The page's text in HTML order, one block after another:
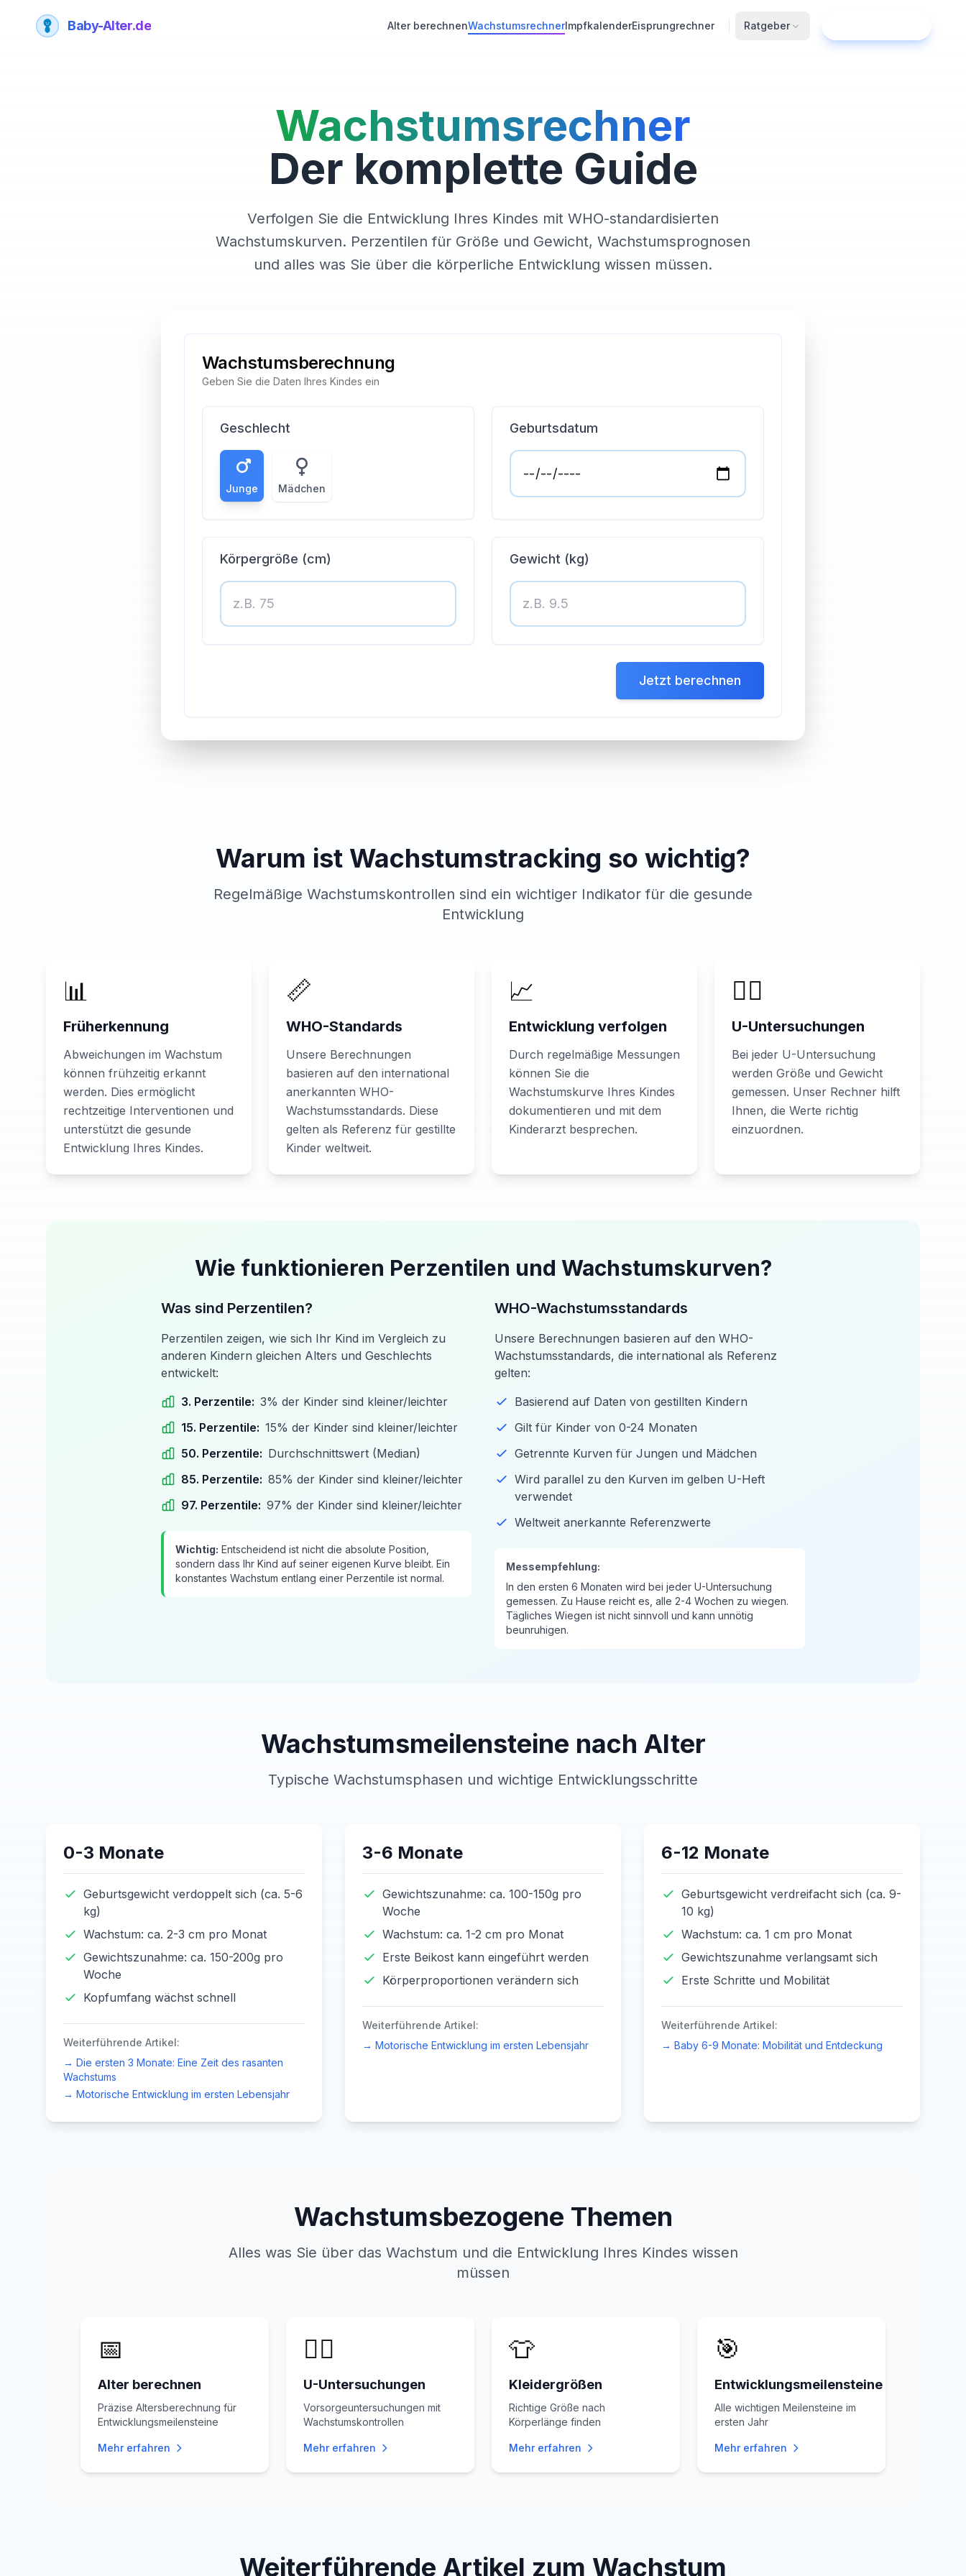
Baby-Alter.de Alter berechnenWachstumsrechnerImpfkalenderEisprungrechner Ratgeber
Wachstumsrechner
Der komplette Guide
Verfolgen Sie die Entwicklung Ihres Kindes mit WHO-standardisierten
Wachstumskurven. Perzentilen für Größe und Gewicht, Wachstumsprognosen
und alles was Sie über die körperliche Entwicklung wissen müssen.
Wachstumsberechnung
Geben Sie die Daten Ihres Kindes ein
Geschlecht
Junge Mädchen
Geburtsdatum
Körpergröße (cm) Gewicht (kg)
Jetzt berechnen
Warum ist Wachstumstracking so wichtig?
Regelmäßige Wachstumskontrollen sind ein wichtiger Indikator für die gesunde
Entwicklung
📊
Früherkennung
Abweichungen im Wachstum
können frühzeitig erkannt
werden. Dies ermöglicht
rechtzeitige Interventionen und
unterstützt die gesunde
Entwicklung Ihres Kindes.
📏
WHO-Standards
Unsere Berechnungen
basieren auf den international
anerkannten WHO-
Wachstumsstandards. Diese
gelten als Referenz für gestillte
Kinder weltweit.
📈
Entwicklung verfolgen
Durch regelmäßige Messungen
können Sie die
Wachstumskurve Ihres Kindes
dokumentieren und mit dem
Kinderarzt besprechen.
👨‍⚕️
U-Untersuchungen
Bei jeder U-Untersuchung
werden Größe und Gewicht
gemessen. Unser Rechner hilft
Ihnen, die Werte richtig
einzuordnen.
Wie funktionieren Perzentilen und Wachstumskurven?
Was sind Perzentilen?
Perzentilen zeigen, wie sich Ihr Kind im Vergleich zu
anderen Kindern gleichen Alters und Geschlechts
entwickelt:
3. Perzentile: 3% der Kinder sind kleiner/leichter
15. Perzentile: 15% der Kinder sind kleiner/leichter
50. Perzentile: Durchschnittswert (Median)
85. Perzentile: 85% der Kinder sind kleiner/leichter
97. Perzentile: 97% der Kinder sind kleiner/leichter
Wichtig: Entscheidend ist nicht die absolute Position,
sondern dass Ihr Kind auf seiner eigenen Kurve bleibt. Ein
konstantes Wachstum entlang einer Perzentile ist normal.
WHO-Wachstumsstandards
Unsere Berechnungen basieren auf den WHO-
Wachstumsstandards, die international als Referenz
gelten:
Basierend auf Daten von gestillten Kindern
Gilt für Kinder von 0-24 Monaten
Getrennte Kurven für Jungen und Mädchen
Wird parallel zu den Kurven im gelben U-Heft
verwendet
Weltweit anerkannte Referenzwerte
Messempfehlung:
In den ersten 6 Monaten wird bei jeder U-Untersuchung
gemessen. Zu Hause reicht es, alle 2-4 Wochen zu wiegen.
Tägliches Wiegen ist nicht sinnvoll und kann unnötig
beunruhigen.
Wachstumsmeilensteine nach Alter
Typische Wachstumsphasen und wichtige Entwicklungsschritte
0-3 Monate
Geburtsgewicht verdoppelt sich (ca. 5-6
kg)
Wachstum: ca. 2-3 cm pro Monat
Gewichtszunahme: ca. 150-200g pro
Woche
Kopfumfang wächst schnell
Weiterführende Artikel:
→ Die ersten 3 Monate: Eine Zeit des rasanten
Wachstums
→ Motorische Entwicklung im ersten Lebensjahr
3-6 Monate
Gewichtszunahme: ca. 100-150g pro
Woche
Wachstum: ca. 1-2 cm pro Monat
Erste Beikost kann eingeführt werden
Körperproportionen verändern sich
Weiterführende Artikel:
→ Motorische Entwicklung im ersten Lebensjahr
6-12 Monate
Geburtsgewicht verdreifacht sich (ca. 9-
10 kg)
Wachstum: ca. 1 cm pro Monat
Gewichtszunahme verlangsamt sich
Erste Schritte und Mobilität
Weiterführende Artikel:
→ Baby 6-9 Monate: Mobilität und Entdeckung
Wachstumsbezogene Themen
Alles was Sie über das Wachstum und die Entwicklung Ihres Kindes wissen
müssen
📅
Alter berechnen
Präzise Altersberechnung für
Entwicklungsmeilensteine
Mehr erfahren
👨‍⚕️
U-Untersuchungen
Vorsorgeuntersuchungen mit
Wachstumskontrollen
Mehr erfahren
👕
Kleidergrößen
Richtige Größe nach
Körperlänge finden
Mehr erfahren
🎯
Entwicklungsmeilensteine
Alle wichtigen Meilensteine im
ersten Jahr
Mehr erfahren
Weiterführende Artikel zum Wachstum